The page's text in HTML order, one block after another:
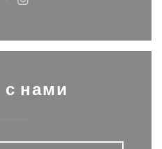
((открывается в
Instagram
нами